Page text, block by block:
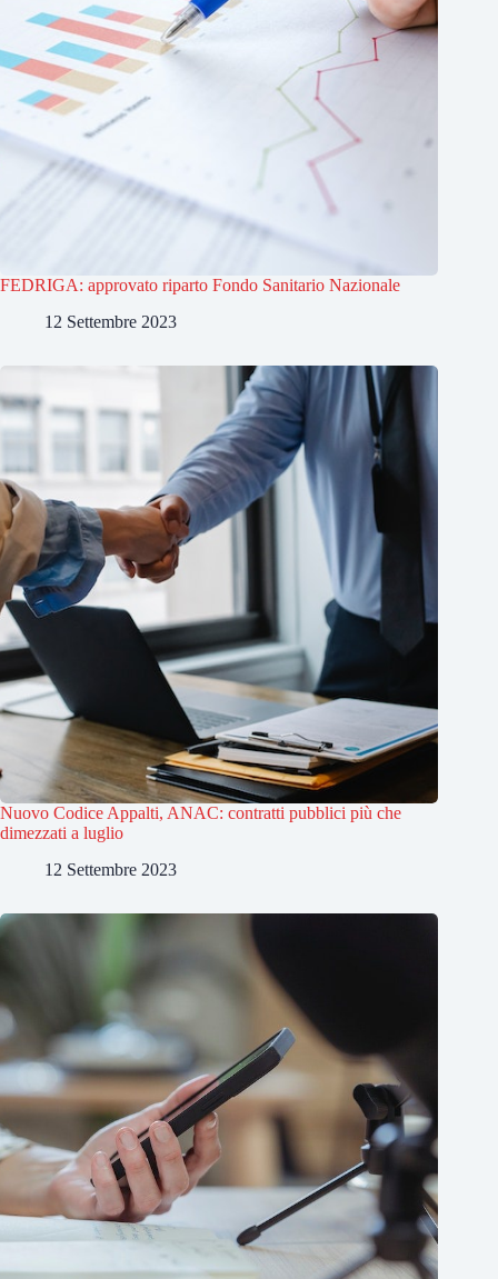
FEDRIGA: approvato riparto Fondo Sanitario Nazionale
12 Settembre 2023
Nuovo Codice Appalti, ANAC: contratti pubblici più che
dimezzati a luglio
12 Settembre 2023